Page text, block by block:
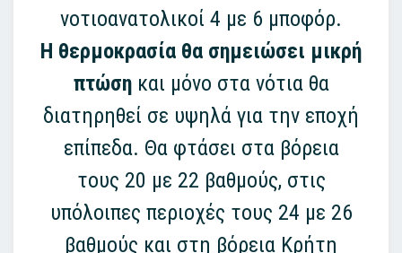
νοτιοανατολικοί 4 με 6 μποφόρ.
Η θερμοκρασία θα σημειώσει μικρή
πτώση και μόνο στα νότια θα
διατηρηθεί σε υψηλά για την εποχή
επίπεδα. Θα φτάσει στα βόρεια
τους 20 με 22 βαθμούς, στις
υπόλοιπες περιοχές τους 24 με 26
βαθμούς και στη βόρεια Κρήτη